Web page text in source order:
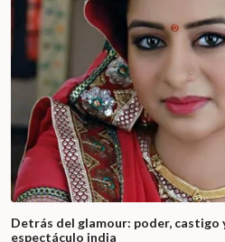
Detrás del glamour: poder, castigo
espectáculo india